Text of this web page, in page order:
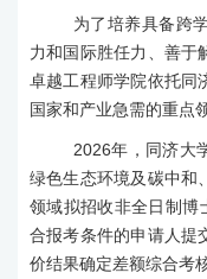
为了培养具备跨
力和国际胜任力、善于
卓越工程师学院依托同
国家和产业急需的重点
2026年，同济大
绿色生态环境及碳中和
领域拟招收非全日制博
合报考条件的申请人提
价结果确定差额综合考